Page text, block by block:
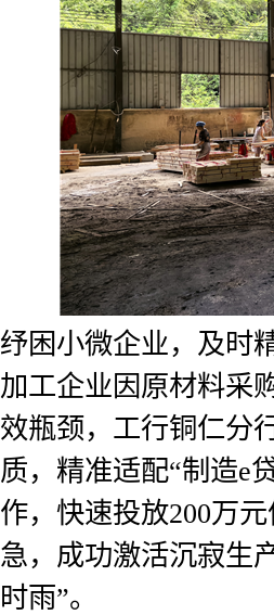
纾困小微企业，及时
加工企业因原材料采
效瓶颈，工行铜仁分
质，精准适配“制造e
作，快速投放200万
急，成功激活沉寂生
时雨”。